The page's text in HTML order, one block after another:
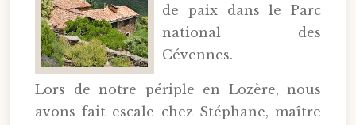
de paix dans le Parc
national des
Cévennes.
Lors de notre périple en Lozère, nous
avons fait escale chez Stéphane, maître